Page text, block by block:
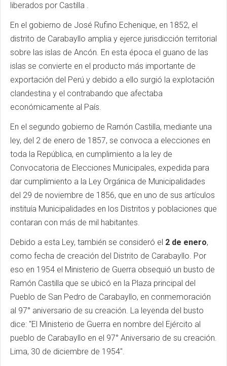
liberados por Castilla .
En el gobierno de José Rufino Echenique, en 1852, el
distrito de Carabayllo amplia y ejerce jurisdicción territorial
sobre las islas de Ancón. En esta época el guano de las
islas se convierte en el producto más importante de
exportación del Perú y debido a ello surgió la explotación
clandestina y el contrabando que afectaba
económicamente al País.
En el segundo gobierno de Ramón Castilla, mediante una
ley, del 2 de enero de 1857, se convoca a elecciones en
toda la República, en cumplimiento a la ley de
Convocatoria de Elecciones Municipales, expedida para
dar cumplimiento a la Ley Orgánica de Municipalidades
del 29 de noviembre de 1856, que en uno de sus artículos
instituía Municipalidades en los Distritos y poblaciones que
contaran con más de mil habitantes.
Debido a esta Ley, también se consideró el 2 de enero,
como fecha de creación del Distrito de Carabayllo. Por
eso en 1954 el Ministerio de Guerra obsequió un busto de
Ramón Castilla que se ubicó en la Plaza principal del
Pueblo de San Pedro de Carabayllo, en conmemoración
al 97° aniversario de su creación. La leyenda del busto
dice: "El Ministerio de Guerra en nombre del Ejército al
pueblo de Carabayllo en el 97° Aniversario de su creación.
Lima, 30 de diciembre de 1954".